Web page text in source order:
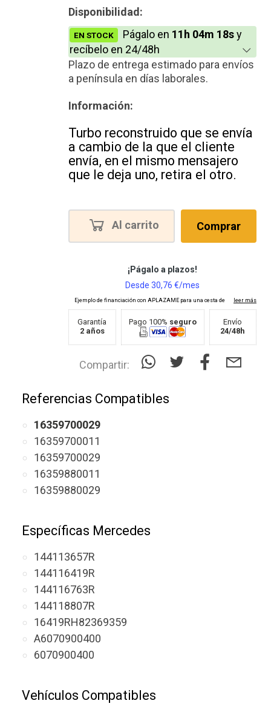
Disponibilidad:
EN STOCK Págalo en 11h 04m 18sy
recíbelo en 24/48h
Plazo de entrega estimado para envíos
a península en días laborales.
Información:
Turbo reconstruido que se envía
a cambio de la que el cliente
envía, en el mismo mensajero
que le deja uno, retira el otro.
Al carrito Comprar
Garantía
2 años
Pago 100% seguro
Envío
24/48h
Compartir:
Referencias Compatibles
16359700029
16359700011
16359700029
16359880011
16359880029
Específicas Mercedes
144113657R
144116419R
144116763R
144118807R
16419RH82369359
A6070900400
6070900400
Vehículos Compatibles